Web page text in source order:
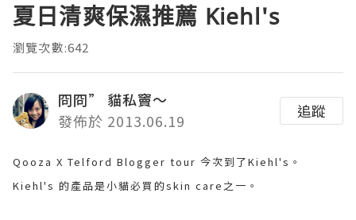
夏日清爽保濕推薦 Kiehl's
瀏覽次數:642
冏冏” 貓私竇～
發佈於 2013.06.19
追蹤
Qooza X Telford Blogger tour 今次到了Kiehl's。
Kiehl's 的產品是小貓必買的skin care之一。